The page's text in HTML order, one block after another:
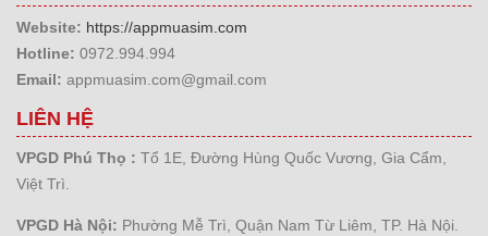
Website: https://appmuasim.com
Hotline: 0972.994.994
Email: appmuasim.com@gmail.com
LIÊN HỆ
VPGD Phú Thọ : Tổ 1E, Đường Hùng Quốc Vương, Gia Cẩm,
Việt Trì.
VPGD Hà Nội: Phường Mễ Trì, Quận Nam Từ Liêm, TP. Hà Nội.